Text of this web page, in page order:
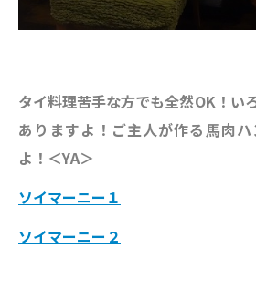
タイ料理苦手な方でも全然OK！い
ありますよ！ご主人が作る馬肉
よ！＜YA＞
ソイマーニー１
ソイマーニー２